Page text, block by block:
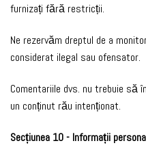
furnizați fără restricții.
Ne rezervăm dreptul de a
considerat ilegal sau ofensator.
Comentariile dvs. nu trebuie să
un conținut rău intenționat.
Secțiunea 10 - Informații